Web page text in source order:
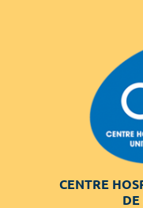
CENTRE
DE